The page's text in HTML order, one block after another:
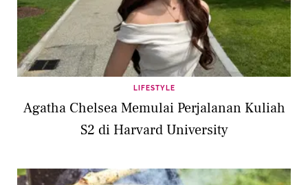
LIFESTYLE
Agatha Chelsea Memulai Perjalanan Kuliah
S2 di Harvard University